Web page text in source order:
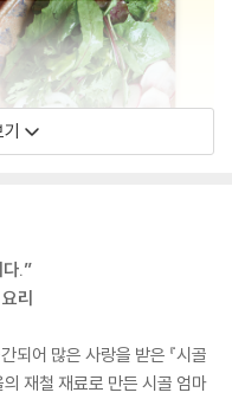
.”
리
되어 많은 사랑을 받은 『시골
재철 재료로 만든 시골 엄마